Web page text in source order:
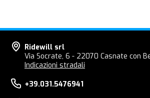
Ridewill srl
Via Socrate, 6 - 22070 Casnate con
Indicazioni stradali
+39.031.5476941